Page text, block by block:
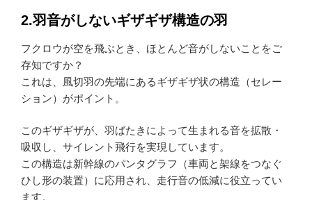
2.羽音がしないギザギザ構造の羽
フクロウが空を飛ぶとき、ほとんど音がしないことをご
存知ですか？
これは、風切羽の先端にあるギザギザ状の構造（セレー
ション）がポイント。
このギザギザが、羽ばたきによって生まれる音を拡散・
吸収し、サイレント飛行を実現しています。
この構造は新幹線のパンタグラフ（車両と架線をつなぐ
ひし形の装置）に応用され、走行音の低減に役立ってい
ます。